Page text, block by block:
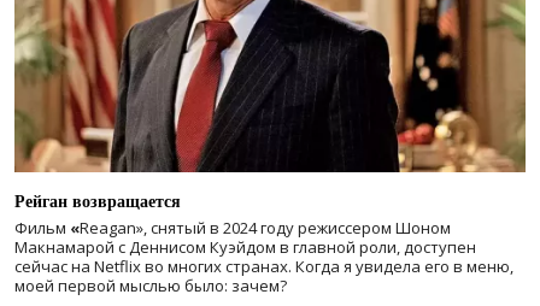
Рейган возвращается
Фильм «Reagan», снятый в 2024 годурежиссером Шоном
Макнамарой с Деннисом Куэйдом в главной роли, доступен
сейчас на Netflix во многих странах. Когда я увидела его в меню,
моей первой мыслью было: зачем?